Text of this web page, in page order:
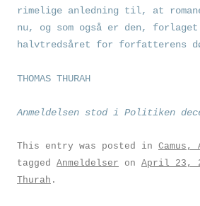
rimelige anledning til, at
nu, og som også er den,
halvtredsåret for forfatterens
THOMAS THURAH
Anmeldelsen stod i Politiken
This entry was posted in
tagged Anmeldelser on April 23,
Thurah .